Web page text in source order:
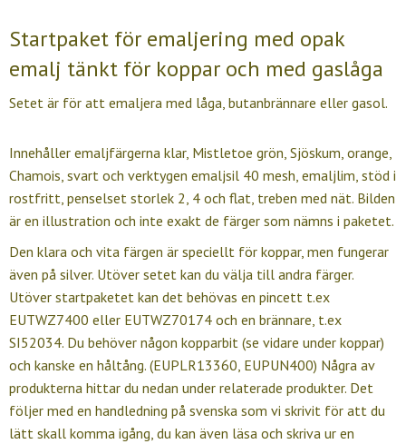
Startpaket för emaljering med opak
emalj tänkt för koppar och med gaslåga
Setet är för att emaljera med låga, butanbrännare eller gasol.
Innehåller emaljfärgerna klar, Mistletoe grön, Sjöskum, orange,
Chamois, svart och verktygen emaljsil 40 mesh, emaljlim, stöd i
rostfritt, penselset storlek 2, 4 och flat, treben med nät. Bilden
är en illustration och inte exakt de färger som nämns i paketet.
Den klara och vita färgen är speciellt för koppar, men fungerar
även på silver. Utöver setet kan du välja till andra färger.
Utöver startpaketet kan det behövas en pincett t.ex
EUTWZ7400 eller EUTWZ70174 och en brännare, t.ex
SI52034. Du behöver någon kopparbit (se vidare under koppar)
och kanske en håltång. (EUPLR13360, EUPUN400) Några av
produkterna hittar du nedan under relaterade produkter. Det
följer med en handledning på svenska som vi skrivit för att du
lätt skall komma igång, du kan även läsa och skriva ur en